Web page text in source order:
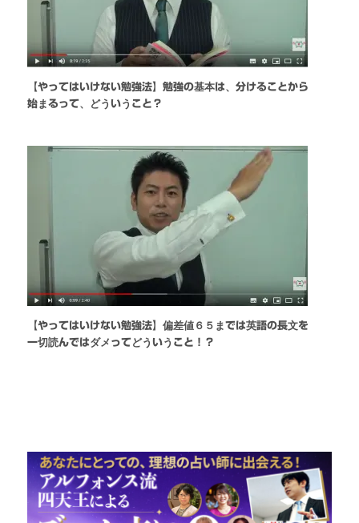
【やってはいけない勉強法】勉強の基本は、分けることから
始まるって、どういうこと？
【やってはいけない勉強法】偏差値６５までは英語の長文を
一切読んではダメってどういうこと！？